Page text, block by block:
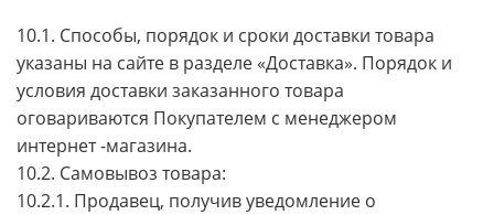
10.1. Способы, порядок и сроки доставки товара
указаны на сайте в разделе «Доставка». Порядок и
условия доставки заказанного товара
оговариваются Покупателем с менеджером
интернет -магазина.
10.2. Самовывоз товара:
10.2.1. Продавец, получив уведомление о